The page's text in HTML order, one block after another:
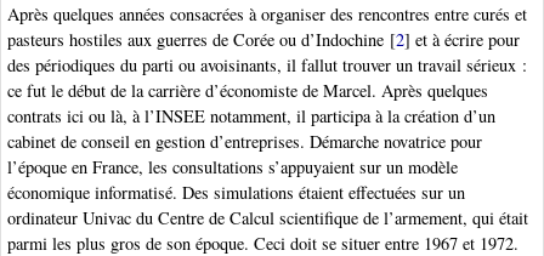
Après quelques années consacrées à organiser des rencontres entre curés et
pasteurs hostiles aux guerres de Corée ou d’Indochine [2] et à écrire pour
des périodiques du parti ou avoisinants, il fallut trouver un travail sérieux :
ce fut le début de la carrière d’économiste de Marcel. Après quelques
contrats ici ou là, à l’INSEE notamment, il participa à la création d’un
cabinet de conseil en gestion d’entreprises. Démarche novatrice pour
l’époque en France, les consultations s’appuyaient sur un modèle
économique informatisé. Des simulations étaient effectuées sur un
ordinateur Univac du Centre de Calcul scientifique de l’armement, qui était
parmi les plus gros de son époque. Ceci doit se situer entre 1967 et 1972.